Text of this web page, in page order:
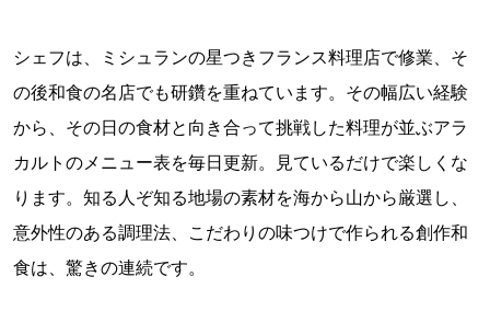
シェフは、ミシュランの星つきフランス料理店で修業、そ
の後和食の名店でも研鑽を重ねています。その幅広い経験
から、その日の食材と向き合って挑戦した料理が並ぶアラ
カルトのメニュー表を毎日更新。見ているだけで楽しくな
ります。知る人ぞ知る地場の素材を海から山から厳選し、
意外性のある調理法、こだわりの味つけで作られる創作和
食は、驚きの連続です。